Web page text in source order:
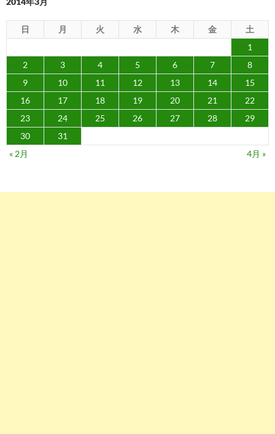
日 月 火 水 木 金
土
1
2
3 4 5 6 7
8
9
10 11 12 13 14
15
16
17 18 19 20 21
22
23
24 25 26 27 28
29
30
31
« 2月
4月 »